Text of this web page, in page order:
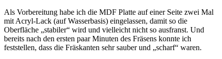
Als Vorbereitung habe ich die MDF Platte auf einer Seite zwei Mal
mit Acryl-Lack (auf Wasserbasis) eingelassen, damit so die
Oberfläche „stabiler“ wird und vielleicht nicht so ausfranst. Und
bereits nach den ersten paar Minuten des Fräsens konnte ich
feststellen, dass die Fräskanten sehr sauber und „scharf“ waren.